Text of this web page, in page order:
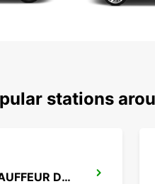
stations
BLANTYRE CITY CHAUFFEUR DRIVE